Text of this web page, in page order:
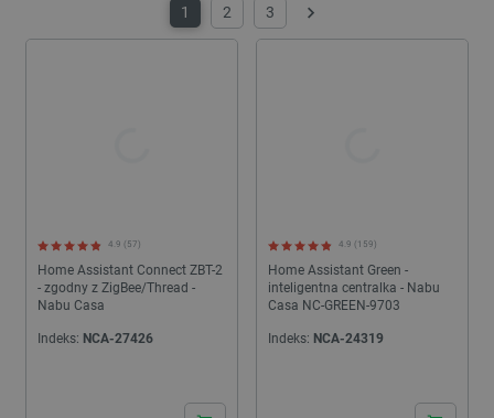
wyłącznie z komputerami w obrębie tej samej sieci.
1 2 3 Następny
Home Assistant Connect ZBT-2
- zgodny z ZigBee/Thread -
Nabu Casa
4.9 (57)
Indeks: NCA-27426
Home Assistant Green -
inteligentna centralka - Nabu
Casa NC-GREEN-9703
4.9 (159)
Indeks: NCA-24319